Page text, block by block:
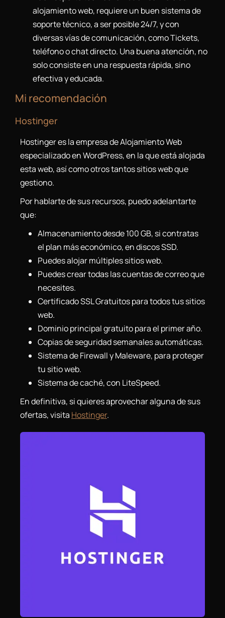
alojamiento web, requiere un buen sistema de
soporte técnico, a ser posible 24/7, y con
diversas vías de comunicación, como Tickets,
teléfono o chat directo. Una buena atención, no
solo consiste en una respuesta rápida, sino
efectiva y educada.
Mi recomendación
Hostinger
Hostinger es la empresa de Alojamiento Web
especializado en WordPress, en la que está alojada
esta web, así como otros tantos sitios web que
gestiono.
Por hablarte de sus recursos, puedo adelantarte
que:
Almacenamiento desde 100 GB, si contratas
el plan más económico, en discos SSD.
Puedes alojar múltiples sitios web.
Puedes crear todas las cuentas de correo que
necesites.
Certificado SSL Gratuitos para todos tus sitios
web.
Dominio principal gratuito para el primer año.
Copias de seguridad semanales automáticas.
Sistema de Firewall y Maleware, para proteger
tu sitio web.
Sistema de caché, con LiteSpeed.
En definitiva, si quieres aprovechar alguna de sus
ofertas, visita Hostinger.